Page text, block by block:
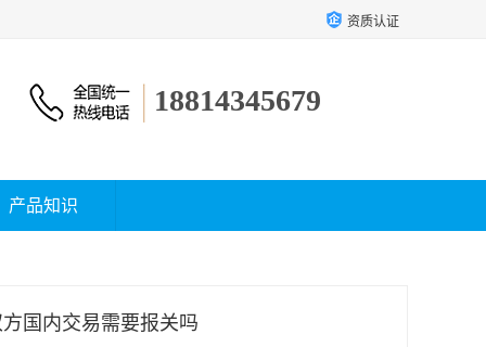
资质认证
18814345679
产品知识
国内交易需要报关吗